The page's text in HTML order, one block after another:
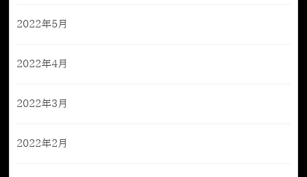
2022年5月
2022年4月
2022年3月
2022年2月